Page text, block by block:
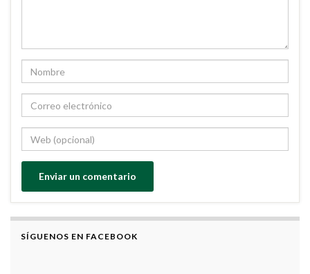
SÍGUENOS EN FACEBOOK